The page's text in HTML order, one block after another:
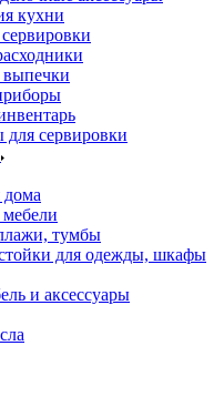
кухни
для сервировки
дома
тумбы
для одежды, шкафы
и аксессуары